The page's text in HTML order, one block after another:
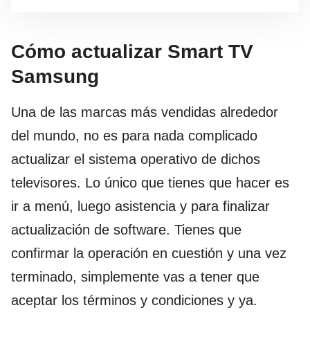
Cómo actualizar Smart TV
Samsung
Una de las marcas más vendidas alrededor
del mundo, no es para nada complicado
actualizar el sistema operativo de dichos
televisores. Lo único que tienes que hacer es
ir a menú, luego asistencia y para finalizar
actualización de software. Tienes que
confirmar la operación en cuestión y una vez
terminado, simplemente vas a tener que
aceptar los términos y condiciones y ya.